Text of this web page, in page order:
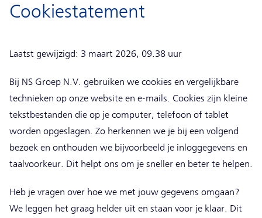
Cookiestatement
Laatst gewijzigd: 3 maart 2026, 09.38 uur
Bij NS Groep N.V. gebruiken we cookies en vergelijkbare
technieken op onze website en e-mails. Cookies zijn kleine
tekstbestanden die op je computer, telefoon of tablet
worden opgeslagen. Zo herkennen we je bij een volgend
bezoek en onthouden we bijvoorbeeld je inloggegevens en
taalvoorkeur. Dit helpt ons om je sneller en beter te helpen.
Heb je vragen over hoe we met jouw gegevens omgaan?
We leggen het graag helder uit en staan voor je klaar. Dit